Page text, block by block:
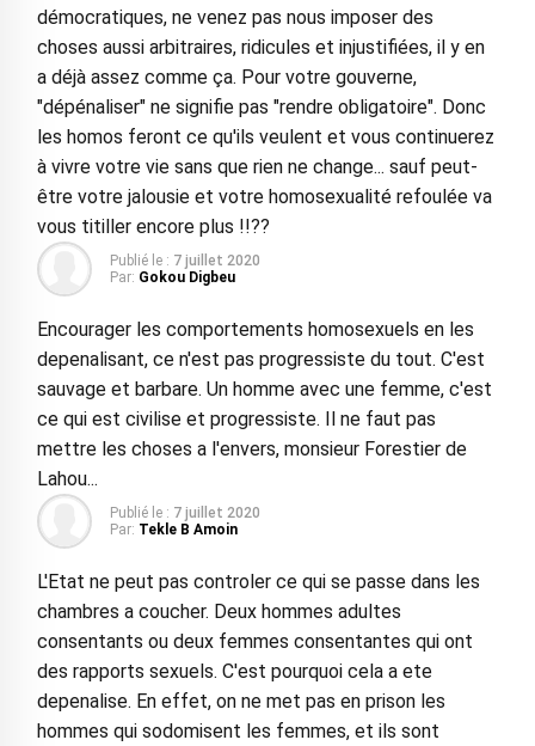
démocratiques, ne venez pas nous imposer des
choses aussi arbitraires, ridicules et injustifiées, il y en
a déjà assez comme ça. Pour votre gouverne,
"dépénaliser" ne signifie pas "rendre obligatoire". Donc
les homos feront ce qu'ils veulent et vous continuerez
à vivre votre vie sans que rien ne change... sauf peut-
être votre jalousie et votre homosexualité refoulée va
vous titiller encore plus !!??
Publié le : 7 juillet 2020
Par: Gokou Digbeu
Encourager les comportements homosexuels en les
depenalisant, ce n'est pas progressiste du tout. C'est
sauvage et barbare. Un homme avec une femme, c'est
ce qui est civilise et progressiste. Il ne faut pas
mettre les choses a l'envers, monsieur Forestier de
Lahou...
Publié le : 7 juillet 2020
Par: Tekle B Amoin
L'Etat ne peut pas controler ce qui se passe dans les
chambres a coucher. Deux hommes adultes
consentants ou deux femmes consentantes qui ont
des rapports sexuels. C'est pourquoi cela a ete
depenalise. En effet, on ne met pas en prison les
hommes qui sodomisent les femmes, et ils sont